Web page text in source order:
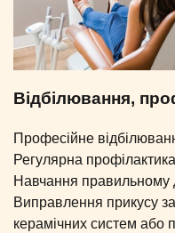
Відбілювання,
Професійне
Регулярна
Навчання правильному
Виправлення прикусу
керамічних систем або